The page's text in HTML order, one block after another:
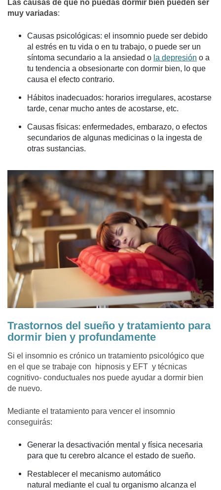
Las causas de que no puedas dormir bien pueden ser
muy variadas:
Causas psicológicas: el insomnio puede ser debido
al estrés en tu vida o en tu trabajo, o puede ser un
síntoma secundario a la ansiedad o la depresión o a
tu tendencia a obsesionarte con dormir bien, lo que
causa el efecto contrario.
Hábitos inadecuados: horarios irregulares, acostarse
tarde, cenar mucho antes de acostarse, etc.
Causas físicas: enfermedades, embarazo, o efectos
secundarios de algunas medicinas o la ingesta de
otras sustancias.
Trastornos del sueño y tratamiento para
dormir bien y profundamente
Si el insomnio es crónico un tratamiento psicológico que
en el que se trabaje con hipnosis y EFT y técnicas
cognitivo- conductuales nos puede ayudar a dormir bien
de nuevo.
Mediante el tratamiento para vencer el insomnio
conseguirás:
Generar la desactivación mental y física necesaria
para que tu cerebro alcance el estado de sueño.
Restablecer el mecanismo automático
natural mediante el cual tu organismo alcanza el